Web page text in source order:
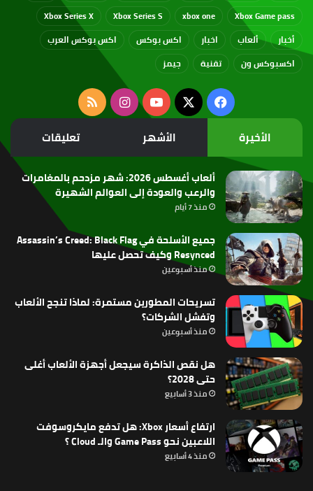
Xbox Game pass
xbox one
Xbox Series S
Xbox Series X
أخبار
ألعاب اخبار اكس بوكس
اكس بوكس العرب
اكسبوكس ون
تقنية جيمز
فيسبوك
‫X
‫YouTubeانستقرامملخص
الموقع
RSS
الأخيرة الأشهر تعليقات
ألعاب أغسطس 2026: شهر مزدحم بالمغامرات
والرعب والعودة إلى العوالم الشهيرة
منذ 7 أيام
جميع الأسلحة في Assassin’s Creed: Black Flag
Resynced وكيف تحصل عليها
منذ أسبوعين
تسريحات المطورين مستمرة: لماذا تنجح الألعاب
وتفشل الشركات؟
منذ أسبوعين
هل نقص الذاكرة سيجعل أجهزة الألعاب أغلى
حتى 2028؟
منذ 3 أسابيع
ارتفاع أسعار Xbox: هل تدفع مايكروسوفت
اللاعبين نحو Game Pass والـ Cloud ؟
منذ 4 أسابيع